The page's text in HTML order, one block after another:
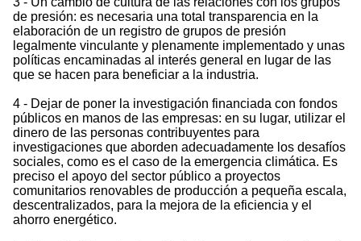
de presión: es necesaria una total transparencia en la
elaboración de un registro de grupos de presión
legalmente vinculante y plenamente implementado y unas
políticas encaminadas al interés general en lugar de las
que se hacen para beneficiar a la industria.
4 - Dejar de poner la investigación financiada con fondos
públicos en manos de las empresas: en su lugar, utilizar el
dinero de las personas contribuyentes para
investigaciones que aborden adecuadamente los desafíos
sociales, como es el caso de la emergencia climática. Es
preciso el apoyo del sector público a proyectos
comunitarios renovables de producción a pequeña escala,
descentralizados, para la mejora de la eficiencia y el
ahorro energético.